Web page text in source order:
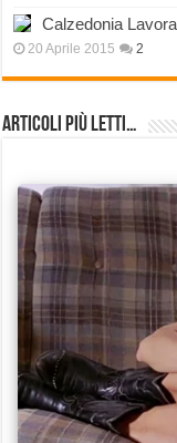
Calzedonia
20 Aprile 2015 2
Articoli più Letti…